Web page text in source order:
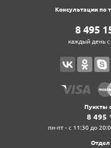
Консультации по
8‍ 4‍9‍5‍
каждый день
Пункты
8‍ 4‍9‍5‍
пн-пт - с 11:30 до
Отдел